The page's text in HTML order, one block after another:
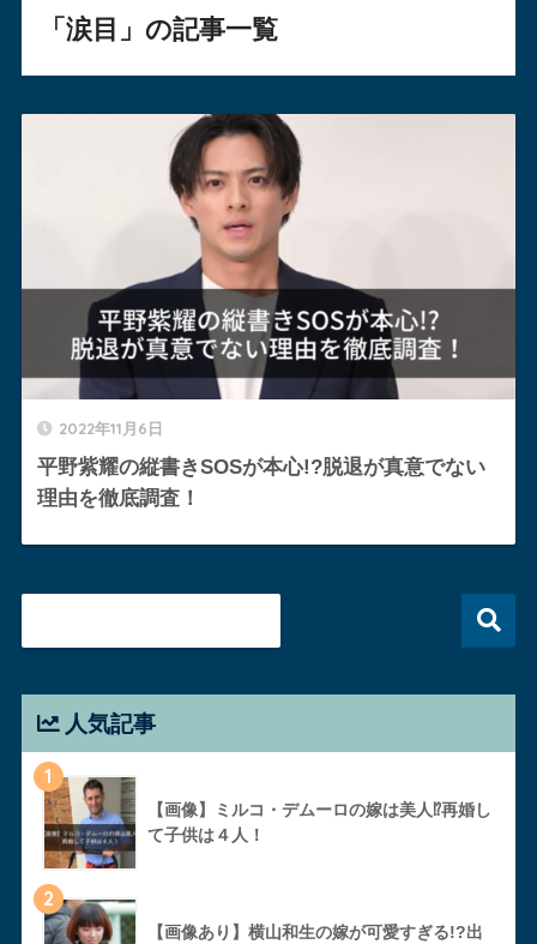
「涙目」の記事一覧
2022年11月6日
平野紫耀の縦書きSOSが本心!?脱退が真意でない
理由を徹底調査！
人気記事
1
【画像】ミルコ・デムーロの嫁は美人⁉︎再婚し
て子供は４人！
2
【画像あり】横山和生の嫁が可愛すぎる!?出